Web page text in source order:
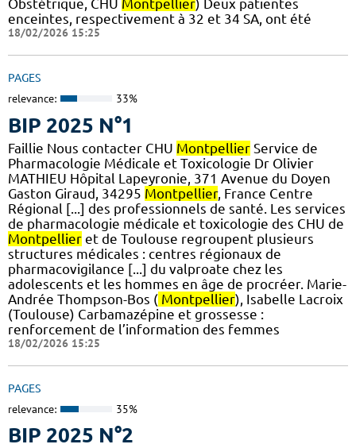
Obstétrique, CHU Montpellier) Deux patientes
enceintes, respectivement à 32 et 34 SA, ont été
18/02/2026 15:25
PAGES
relevance: 33%
BIP 2025 N°1
Faillie Nous contacter CHU Montpellier Service de
Pharmacologie Médicale et Toxicologie Dr Olivier
MATHIEU Hôpital Lapeyronie, 371 Avenue du Doyen
Gaston Giraud, 34295 Montpellier, France Centre
Régional [...] des professionnels de santé. Les services
de pharmacologie médicale et toxicologie des CHU de
Montpellier et de Toulouse regroupent plusieurs
structures médicales : centres régionaux de
pharmacovigilance [...] du valproate chez les
adolescents et les hommes en âge de procréer. Marie-
Andrée Thompson-Bos ( Montpellier), Isabelle Lacroix
(Toulouse) Carbamazépine et grossesse :
renforcement de l’information des femmes
18/02/2026 15:25
PAGES
relevance: 35%
BIP 2025 N°2